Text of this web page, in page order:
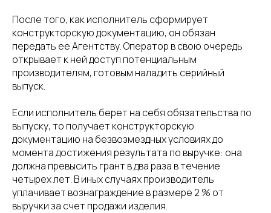
После того, как исполнитель сформирует
конструкторскую документацию, он обязан
передать ее Агентству. Оператор в свою очередь
открывает к ней доступ потенциальным
производителям, готовым наладить серийный
выпуск.
Если исполнитель берет на себя обязательства по
выпуску, то получает конструкторскую
документацию на безвозмездных условиях до
момента достижения результата по выручке: она
должна превысить грант в два раза в течение
четырех лет. В иных случаях производитель
уплачивает вознаграждение в размере 2 % от
выручки за счет продажи изделия.